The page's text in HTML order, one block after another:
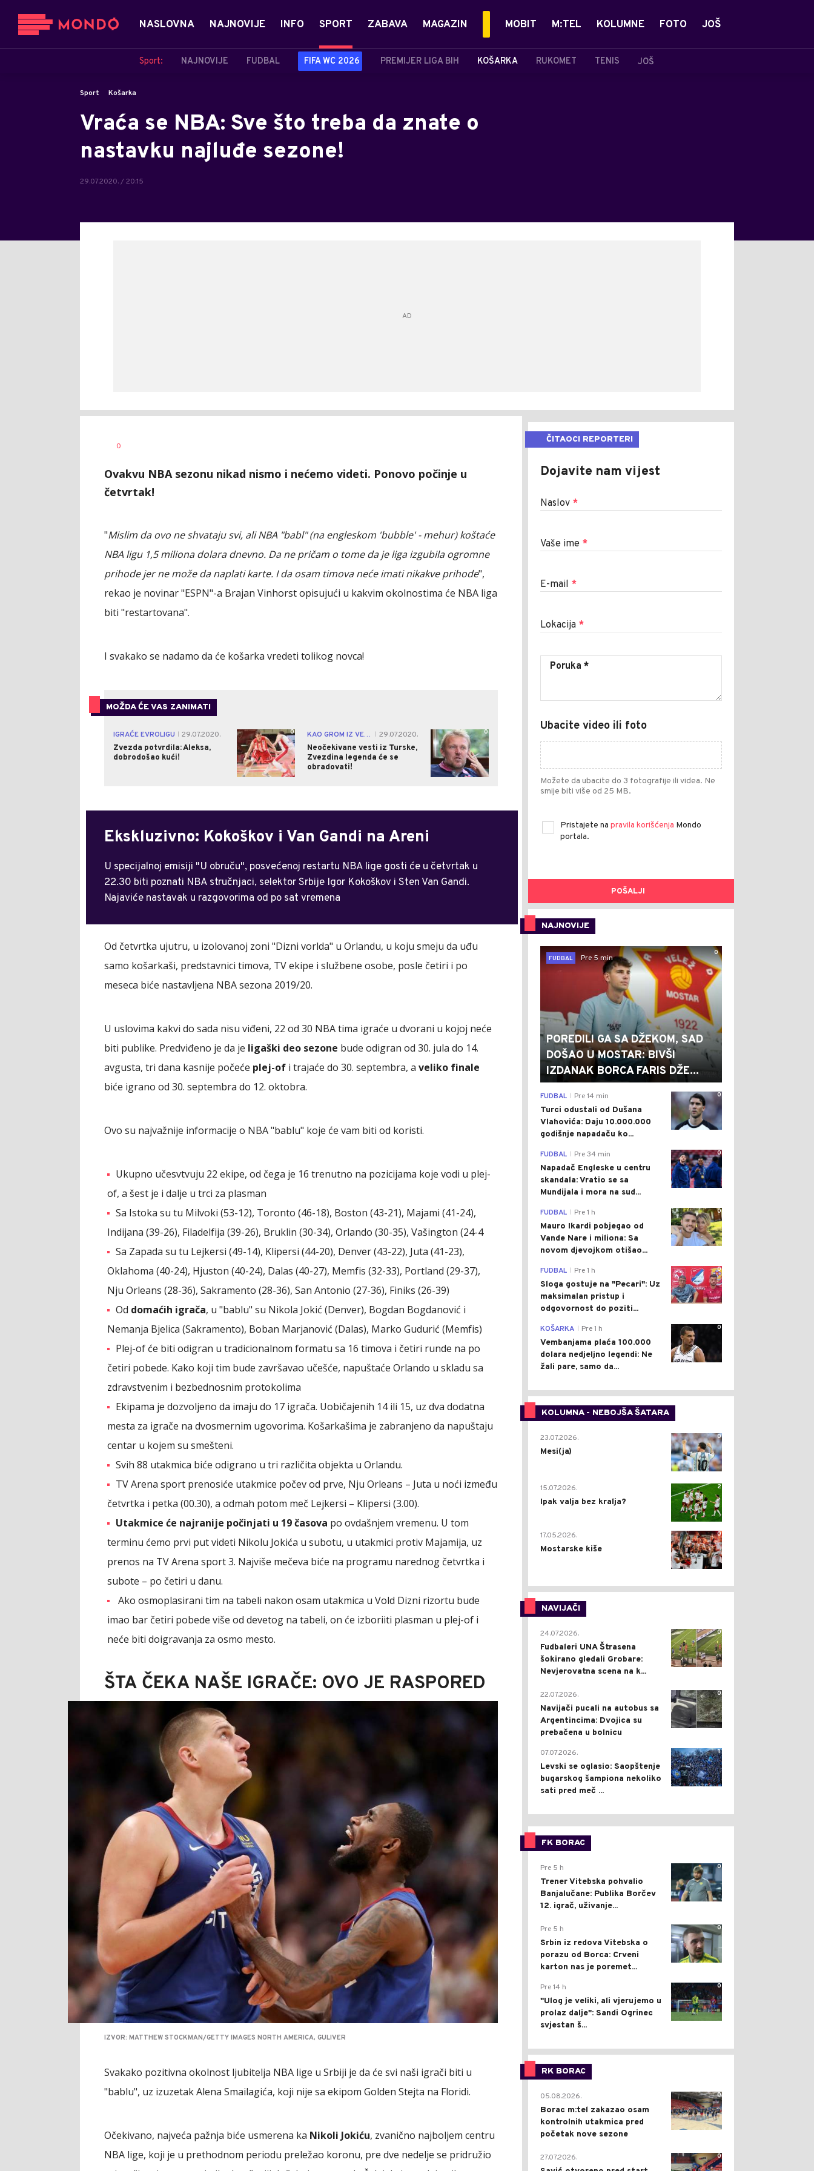
NASLOVNA NAJNOVIJE INFO SPORT
Sport: NAJNOVIJE FUDBAL FIFA WC 2026 PREMIJER LIGA BIH KOŠARKA RUKOMET TENIS JOŠ
ZABAVA MAGAZIN MOBIT M:TEL KOLUMNE FOTO JOŠ
Sport Košarka
Vraća se NBA: Sve što treba da znate o
nastavku najluđe sezone!
29.07.2020. / 20:15
AUTOR
0
Ovakvu NBA sezonu nikad nismo i nećemo videti. Ponovo počinje u
četvrtak!
"Mislim da ovo ne shvataju svi, ali NBA "babl" (na engleskom 'bubble' - mehur) koštaće
NBA ligu 1,5 miliona dolara dnevno. Da ne pričam o tome da je liga izgubila ogromne
prihode jer ne može da naplati karte. I da osam timova neće imati nikakve prihode",
rekao je novinar "ESPN"-a Brajan Vinhorst opisujući u kakvim okolnostima će NBA liga
biti "restartovana".
I svakako se nadamo da će košarka vredeti tolikog novca!
MOŽDA ĆE VAS ZANIMATI
IGRAĆE EVROLIGU
29.07.2020.
Zvezda potvrdila: Aleksa,
dobrodošao kući!
0 KAO GROM IZ VEDRA NEBA
29.07.2020.
Neočekivane vesti iz Turske,
Zvezdina legenda će se
obradovati!
0
Ekskluzivno: Kokoškov i Van Gandi na Areni
U specijalnoj emisiji "U obruču", posvećenoj restartu NBA lige gosti će u četvrtak u
22.30 biti poznati NBA stručnjaci, selektor Srbije Igor Kokoškov i Sten Van Gandi.
Najaviće nastavak u razgovorima od po sat vremena
Od četvrtka ujutru, u izolovanoj zoni "Dizni vorlda" u Orlandu, u koju smeju da uđu
samo košarkaši, predstavnici timova, TV ekipe i službene osobe, posle četiri i po
meseca biće nastavljena NBA sezona 2019/20.
U uslovima kakvi do sada nisu viđeni, 22 od 30 NBA tima igraće u dvorani u kojoj neće
biti publike. Predviđeno je da je ligaški deo sezone bude odigran od 30. jula do 14.
avgusta, tri dana kasnije počeće plej-of i trajaće do 30. septembra, a veliko finale
biće igrano od 30. septembra do 12. oktobra.
Ovo su najvažnije informacije o NBA "bablu" koje će vam biti od koristi.
Ukupno učesvtvuju 22 ekipe, od čega je 16 trenutno na pozicijama koje vodi u plej-
of, a šest je i dalje u trci za plasman
Sa Istoka su tu Milvoki (53-12), Toronto (46-18), Boston (43-21), Majami (41-24),
Indijana (39-26), Filadelfija (39-26), Bruklin (30-34), Orlando (30-35), Vašington (24-4
Sa Zapada su tu Lejkersi (49-14), Klipersi (44-20), Denver (43-22), Juta (41-23),
Oklahoma (40-24), Hjuston (40-24), Dalas (40-27), Memfis (32-33), Portland (29-37),
Nju Orleans (28-36), Sakramento (28-36), San Antonio (27-36), Finiks (26-39)
Od domaćih igrača, u "bablu" su Nikola Jokić (Denver), Bogdan Bogdanović i
Nemanja Bjelica (Sakramento), Boban Marjanović (Dalas), Marko Gudurić (Memfis)
Plej-of će biti odigran u tradicionalnom formatu sa 16 timova i četiri runde na po
četiri pobede. Kako koji tim bude završavao učešće, napuštaće Orlando u skladu sa
zdravstvenim i bezbednosnim protokolima
Ekipama je dozvoljeno da imaju do 17 igrača. Uobičajenih 14 ili 15, uz dva dodatna
mesta za igrače na dvosmernim ugovorima. Košarkašima je zabranjeno da napuštaju
centar u kojem su smešteni.
Svih 88 utakmica biće odigrano u tri različita objekta u Orlandu.
TV Arena sport prenosiće utakmice počev od prve, Nju Orleans – Juta u noći između
četvrtka i petka (00.30), a odmah potom meč Lejkersi – Klipersi (3.00).
Utakmice će najranije počinjati u 19 časova po ovdašnjem vremenu. U tom
terminu ćemo prvi put videti Nikolu Jokića u subotu, u utakmici protiv Majamija, uz
prenos na TV Arena sport 3. Najviše mečeva biće na programu narednog četvrtka i
subote – po četiri u danu.
Ako osmoplasirani tim na tabeli nakon osam utakmica u Vold Dizni rizortu bude
imao bar četiri pobede više od devetog na tabeli, on će izboriiti plasman u plej-of i
neće biti doigravanja za osmo mesto.
ŠTA ČEKA NAŠE IGRAČE: OVO JE RASPORED
IZVOR: MATTHEW STOCKMAN/GETTY IMAGES NORTH AMERICA, GULIVER
Svakako pozitivna okolnost ljubitelja NBA lige u Srbiji je da će svi naši igrači biti u
"bablu", uz izuzetak Alena Smailagića, koji nije sa ekipom Golden Stejta na Floridi.
Očekivano, najveća pažnja biće usmerena ka Nikoli Jokiću, zvanično najboljem centru
NBA lige, koji je u prethodnom periodu preležao koronu, pre dve nedelje se pridružio
ČITAOCI REPORTERI
Dojavite nam vijest
Naslov *
Vaše ime *
E-mail *
Lokacija *
Ubacite video ili foto
Možete da ubacite do 3 fotografije ili videa. Ne
smije biti više od 25 MB.
Pristajete na pravila korišćenja Mondo
portala.
POŠALJI
NAJNOVIJE
0
FUDBAL
Pre 5 min
POREDILI GA SA DŽEKOM, SAD
DOŠAO U MOSTAR: BIVŠI
IZDANAK BORCA FARIS DŽE...
0
FUDBAL Pre 14 min
Turci odustali od Dušana
Vlahovića: Daju 10.000.000
godišnje napadaču ko...
0
FUDBAL Pre 34 min
Napadač Engleske u centru
skandala: Vratio se sa
Mundijala i mora na sud...
0
FUDBAL Pre 1 h
Mauro Ikardi pobjegao od
Vande Nare i miliona: Sa
novom djevojkom otišao...
0
FUDBAL Pre 1 h
Sloga gostuje na "Pecari": Uz
maksimalan pristup i
odgovornost do poziti...
0
KOŠARKA Pre 1 h
Vembanjama plaća 100.000
dolara nedjeljno legendi: Ne
žali pare, samo da...
KOLUMNA - NEBOJŠA ŠATARA
0
23.07.2026.
Mesi(ja)
2
15.07.2026.
Ipak valja bez kralja?
0
17.05.2026.
Mostarske kiše
NAVIJAČI
0
24.07.2026.
Fudbaleri UNA Štrasena
šokirano gledali Grobare:
Nevjerovatna scena na k...
0
22.07.2026.
Navijači pucali na autobus sa
Argentincima: Dvojica su
prebačena u bolnicu
1
07.07.2026.
Levski se oglasio: Saopštenje
bugarskog šampiona nekoliko
sati pred meč ...
FK BORAC
0
Pre 5 h
Trener Vitebska pohvalio
Banjalučane: Publika Borčev
12. igrač, uživanje...
0
Pre 5 h
Srbin iz redova Vitebska o
porazu od Borca: Crveni
karton nas je poremet...
0
Pre 14 h
"Ulog je veliki, ali vjerujemo u
prolaz dalje": Sandi Ogrinec
svjestan š...
RK BORAC
0
05.08.2026.
Borac m:tel zakazao osam
kontrolnih utakmica pred
početak nove sezone
0
27.07.2026.